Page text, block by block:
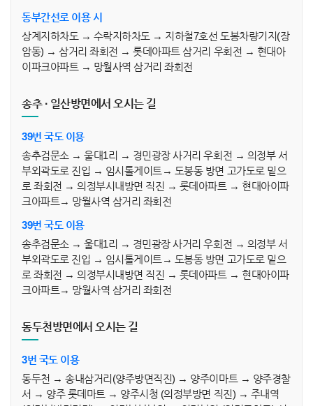
동부간선로 이용 시
상계지하차도 → 수락지하차도 → 지하철7호선 도봉차량기지(장
암동) → 삼거리 좌회전 → 롯데아파트 삼거리 우회전 → 현대아
이파크아파트 → 망월사역 삼거리 좌회전
송추 · 일산방면에서 오시는 길
39번 국도 이용
송추검문소 → 울대1리 → 경민광장 사거리 우회전 → 의정부 서
부외곽도로 진입 → 임시톨게이트→ 도봉동 방면 고가도로 밑으
로 좌회전 → 의정부시내방면 직진 → 롯데아파트 → 현대아이파
크아파트→ 망월사역 삼거리 좌회전
39번 국도 이용
송추검문소 → 울대1리 → 경민광장 사거리 우회전 → 의정부 서
부외곽도로 진입 → 임시톨게이트→ 도봉동 방면 고가도로 밑으
로 좌회전 → 의정부시내방면 직진 → 롯데아파트 → 현대아이파
크아파트→ 망월사역 삼거리 좌회전
동두천방면에서 오시는 길
3번 국도 이용
동두천 → 송내삼거리(양주방면직진) → 양주이마트 → 양주경찰
서 → 양주 롯데마트 → 양주시청 (의정부방면 직진) → 주내역